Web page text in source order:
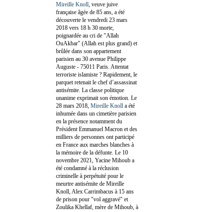
Mireille Knoll , veuve juive
française âgée de 85 ans, a été
découverte le vendredi 23 mars
2018 vers 18 h 30 morte,
poignardée au cri de "Allah
OuAkbar" (Allah est plus grand) et
brûlée dans son appartement
parisien au 30 avenue Philippe
Auguste - 75011 Paris. Attentat
terroriste islamiste ? Rapidement, le
parquet retenait le chef d’assassinat
antisémite. La classe politique
unanime exprimait son émotion. Le
28 mars 2018, Mireille Knoll a été
inhumée dans un cimetière parisien
en la présence notamment du
Président Emmanuel Macron et des
milliers de personnes ont participé
en France aux marches blanches à
la mémoire de la défunte. Le 10
novembre 2021, Yacine Mihoub a
été condamné à la réclusion
criminelle à perpétuité pour le
meurtre antisémite de Mireille
Knoll, Alex Carrimbacus à 15 ans
de prison pour "vol aggravé" et
Zoulika Khellaf, mère de Mihoub, à